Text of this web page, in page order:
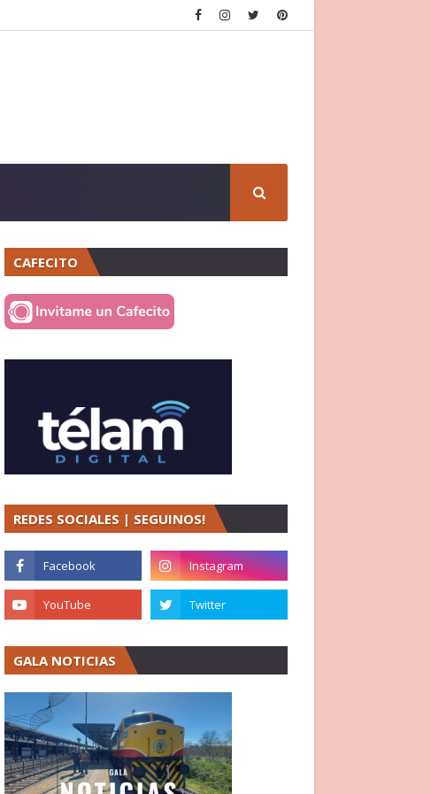
CAFECITO
REDES SOCIALES | SEGUINOS!
GALA NOTICIAS